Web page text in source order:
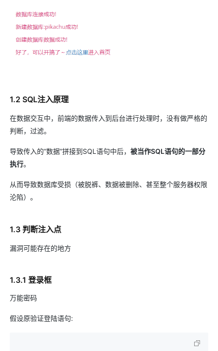
1.2 SQL注入原理
在数据交互中，前端的数据传入到后台进行处理时，没有做严格的
判断，过滤。
导致传入的“数据”拼接到SQL语句中后， 被当作SQL语句的一部分
执行。
从而导致数据库受损（被脱裤、数据被删除、甚至整个服务器权限
沦陷）。
1.3 判断注入点
漏洞可能存在的地方
1.3.1 登录框
万能密码
假设原验证登陆语句: